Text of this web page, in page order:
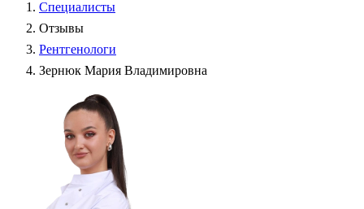
Специалисты
Отзывы
Рентгенологи
Зернюк Мария Владимировна